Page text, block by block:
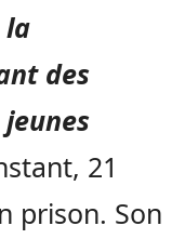
la
des
21
prison. Son